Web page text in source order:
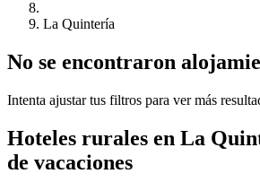
La Quintería
No se encontraron
Intenta ajustar tus filtros para ver más
Hoteles rurales en La
de vacaciones